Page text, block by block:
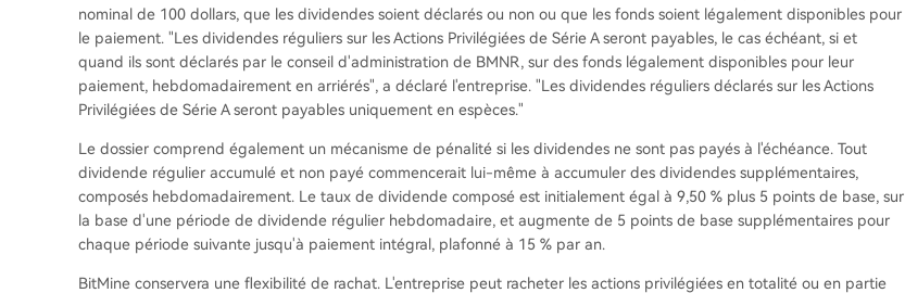
nominal de 100 dollars, que les dividendes soient déclarés ou non ou que les fonds soient légalement disponibles pour
le paiement. "Les dividendes réguliers sur les Actions Privilégiées de Série A seront payables, le cas échéant, si et
quand ils sont déclarés par le conseil d'administration de BMNR, sur des fonds légalement disponibles pour leur
paiement, hebdomadairement en arriérés", a déclaré l'entreprise. "Les dividendes réguliers déclarés sur les Actions
Privilégiées de Série A seront payables uniquement en espèces."
Le dossier comprend également un mécanisme de pénalité si les dividendes ne sont pas payés à l'échéance. Tout
dividende régulier accumulé et non payé commencerait lui-même à accumuler des dividendes supplémentaires,
composés hebdomadairement. Le taux de dividende composé est initialement égal à 9,50 % plus 5 points de base, sur
la base d'une période de dividende régulier hebdomadaire, et augmente de 5 points de base supplémentaires pour
chaque période suivante jusqu'à paiement intégral, plafonné à 15 % par an.
BitMine conservera une flexibilité de rachat. L'entreprise peut racheter les actions privilégiées en totalité ou en partie